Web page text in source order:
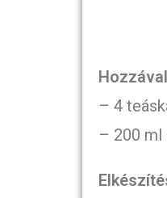
– 4
– 200 ml